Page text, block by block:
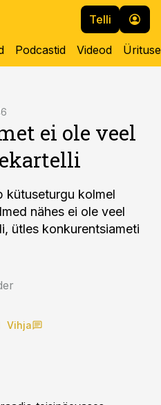
Telli
Podcastid Videod
ei ole veel
kütuseturgu kolmel
nähes ei ole veel
ütles konkurentsiameti
Vihja